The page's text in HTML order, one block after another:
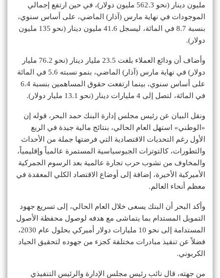
مليون دينار (نحو 562.3 مليون دولار)، في حين ارتفع إجمالي
الموجودات في نهاية مارس (آذار) الماضي، على أساس سنوي،
بنسبة 8.7 في المائة، ليسجل 41.6 مليون دينار (نحو 135 مليون
دولار).
وأضاف أن ودائع العملاء بلغت 23.5 مليار دينار (نحو 76.2 مليار
دولار) في نهاية مارس (آذار) الماضي، بنمو نسبته 5.6 في المائة
على أساس سنوي، بينما ارتفعت حقوق المساهمين بنسبة 6.4
في المائة، لتصل إلى 4 مليارات دينار (نحو 13.1 مليار دولار).
ونقل البيان عن رئيس مجلس إدارة البنك حمد البحر، قوله إن
«الوطني» استهل العام الحالي، بنتائج مالية جيدة في الربع
الأول رغم التحديات الاقتصادية التي فرضتها جملة من الأحداث
والتطورات، كالتوترات الجيوسياسية المستمرة عالمياً وإقليمياً،
والمخاوف من نشوب حرب تجارة عالمية بعد الرسوم الجمركية
الأميركية الأخيرة، إضافة إلى أوضاع الاقتصاد الكلي المعقدة في
معظم أنحاء العالم.
وأكد البحر أن البنك يسعى خلال العام الحالي، إلى تسريع جهود
التمويل المستدام بما يتماشى مع هدفه لوصول محفظة الأصول
المستدامة إلى نحو 10 مليارات دولار أميركي بحلول عام 2030،
فضلاً عن تنفيذ مبادرات مختلفة كجزء من جهوده لتحقيق الحياد
الكربوني.
من جهته، قال نائب رئيس مجلس الإدارة والرئيس التنفيذي